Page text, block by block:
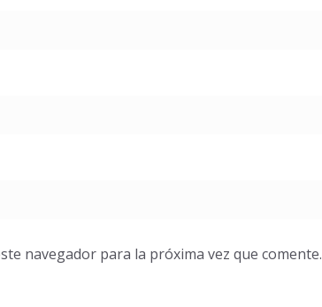
navegador para la próxima vez que comente.